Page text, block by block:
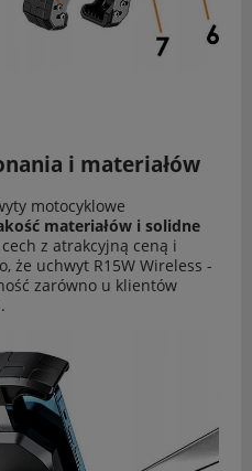
i materiałów
motocyklowe
materiałów i solidne
z atrakcyjną ceną i
że uchwyt R15W Wireless -
zarówno u klientów